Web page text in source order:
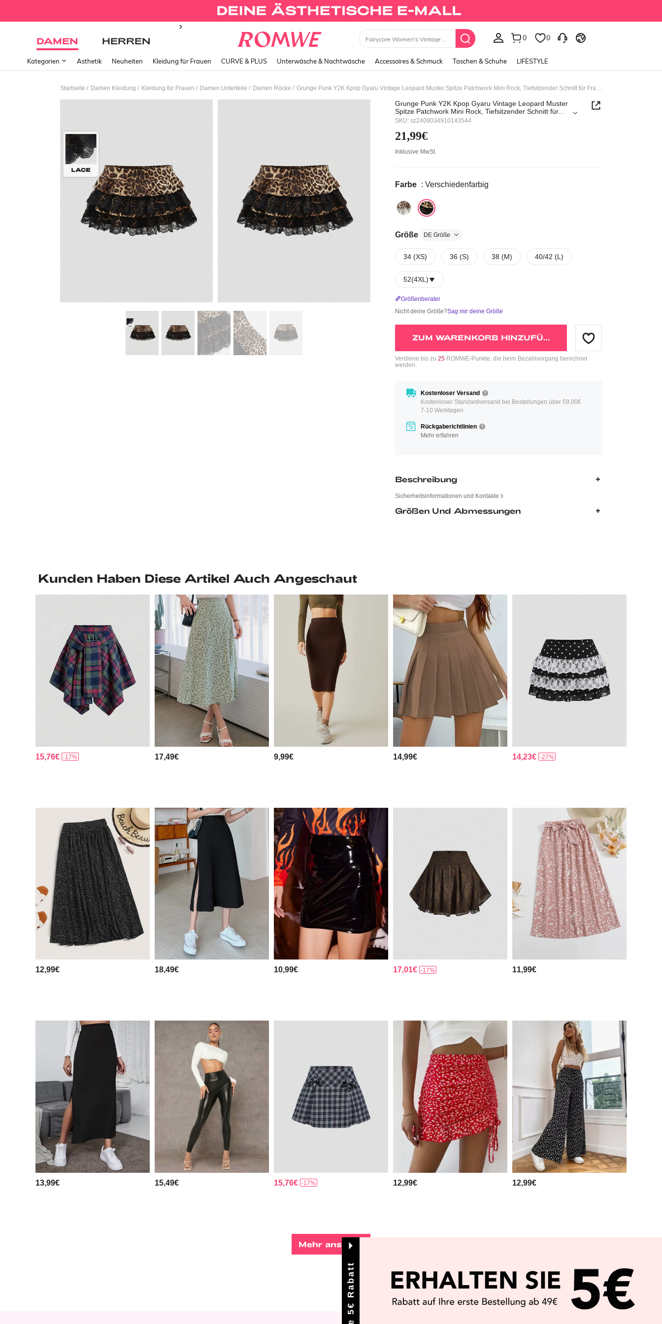
DAMEN HERREN 0
Kategorien Ästhetik Neuheiten Kleidung für Frauen CURVE & PLUS Unterwäsche & Nachtwäsche Accessoires & Schmuck Taschen & Schuhe LIFESTYLE
Startseite / Damen Kleidung / Kleidung für Frauen / Damen Unterteile / Damen Röcke / Grunge Punk Y2K Kpop Gyaru Vintage Leopard Muster Spitze Patchwork Mini Rock, Tiefsitzender Schnitt für Frauen
Grunge Punk Y2K Kpop Gyaru Vintage Leopard Muster
Spitze Patchwork Mini Rock, Tiefsitzender Schnitt für
Frauen
SKU: sz2409034910143544
21,99€
Inklusive MwSt.
Farbe : Verschiedenfarbig
Größe DE Größe
34 (XS) 36 (S) 38 (M) 40/42 (L)
52(4XL)
Größenberater
Nicht deine Größe?Sag mir deine Größe
ZUM WARENKORB HINZUFÜGEN
Verdiene bis zu 25 ROMWE-Punkte, die beim Bezahlvorgang berechnet
werden.
Kostenloser Versand
Kostenloser Standardversand bei Bestellungen über 59,00€
7-10 Werktagen
Rückgaberichtlinien
Mehr erfahren
Beschreibung
Sicherheitsinformationen und Kontakte
Größen Und Abmessungen
Kunden Haben Diese Artikel Auch Angeschaut
15,76€ -17% 17,49€ 9,99€ 14,99€ 14,23€ -27%
12,99€ 18,49€ 10,99€ 17,01€ -17% 11,99€
13,99€ 15,49€ 15,76€ -17% 12,99€ 12,99€
Mehr ansehen